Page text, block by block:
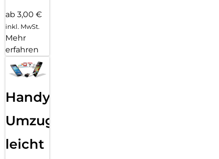
ab 3,00 €
inkl. MwSt.
Mehr
erfahren
Handy
Umzug
leicht